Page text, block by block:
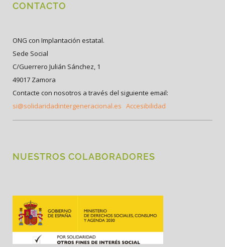
CONTACTO
ONG con Implantación estatal.
Sede Social
C/Guerrero Julián Sánchez, 1
49017 Zamora
Contacte con nosotros a través del siguiente email:
si@solidaridadintergeneracional.es Accesibilidad
NUESTROS COLABORADORES